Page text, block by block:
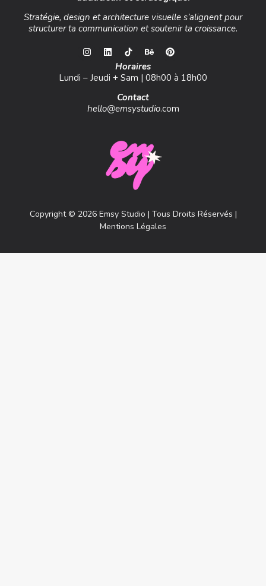
Stratégie, design et architecture visuelle s’alignent pour
structurer ta communication et soutenir ta croissance.
Horaires
Lundi – Jeudi + Sam | 08h00 à 18h00
Contact
hello@emsystudio.com
Copyright © 2026 Emsy Studio | Tous Droits Réservés |
Mentions Légales